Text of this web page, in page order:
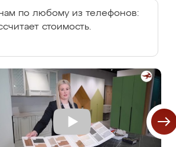
по любому из телефонов:
стоимость.